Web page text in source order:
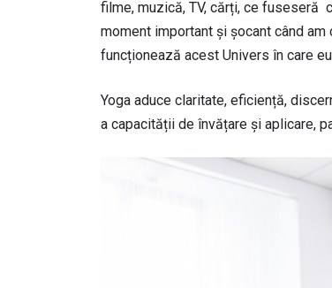
filme, muzică, TV, cărți, ce fuseseră
moment important și șocant când
funcționează acest Univers în care
Yoga aduce claritate, eficiență,
a capacității de învățare și aplicare,